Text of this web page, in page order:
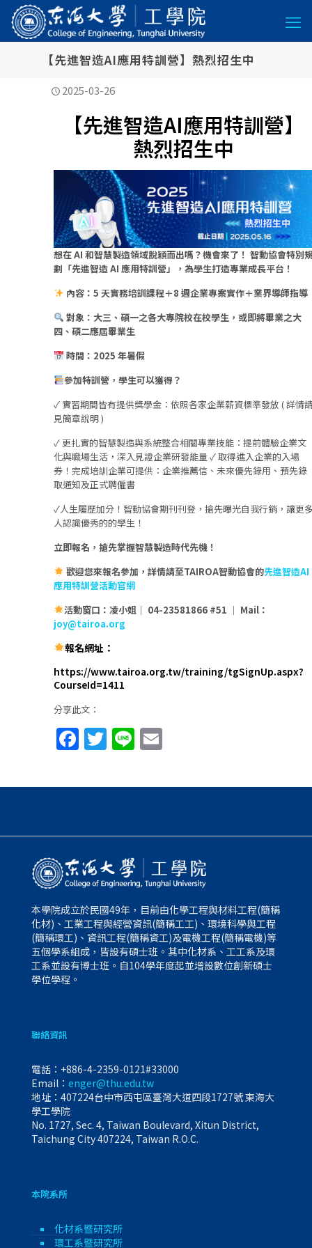
【先進智造AI應用特訓營】熱烈招生中
2025-03-26
【先進智造AI應用特訓營】
熱烈招生中
想在 AI 和智慧製造領域脫穎而出嗎？機會來了！ 智動協會特別
劃「先進智造 AI 應用特訓營」，為學生打造專業成長平台！
內容：5 天實務培訓課程＋8 週企業專案實作＋業界導師指導
對象：大三、碩一之各大專院校在校學生，或即將畢業之大
四、碩二應屆畢業生
時間：2025 年暑假
參加特訓營，學生可以獲得？
✓ 實習期間皆有提供獎學金：依照各家企業薪資標準發放 ( 詳情
見簡章說明 )
✓ 更扎實的智慧製造與系統整合相關專業技能：提前體驗企業文
化與職場生活，深入見證企業研發能量 ✓ 取得進入企業的入場
券！完成培訓企業可提供：企業推薦信、未來優先錄用、預先錄
取通知及正式聘僱書
✓人生履歷加分！智動協會期刊刊登，搶先曝光自我行銷，讓更
人認識優秀的的學生！
立即報名，搶先掌握智慧製造時代先機！
歡迎您來報名參加，詳情請至TAIROA智動協會的先進智造AI
應用特訓營活動官網
活動窗口：凌小姐｜ 04-23581866 #51 ｜ Mail：
joy@tairoa.org
報名網址：
https://www.tairoa.org.tw/training/tgSignUp.aspx?
CourseId=1411
分享此文：
Facebook
Twitter
LineEmail
本學院成立於民國49年，目前由化學工程與材料工程(簡稱
化材)、工業工程與經營資訊(簡稱工工)、環境科學與工程
(簡稱環工)、資訊工程(簡稱資工)及電機工程(簡稱電機)等
五個學系組成，皆設有碩士班。其中化材系、工工系及環
工系並設有博士班。自104學年度起並增設數位創新碩士
學位學程。
聯絡資訊
電話： +886-4-2359-0121#33000
Email： enger@thu.edu.tw
地址：407224台中市西屯區臺灣大道四段1727號 東海大
學工學院
No. 1727, Sec. 4, Taiwan Boulevard, Xitun District,
Taichung City 407224, Taiwan R.O.C.
本院系所
化材系暨研究所
環工系暨研究所